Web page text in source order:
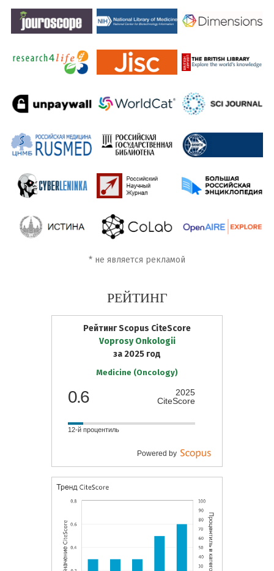
* не является рекламой
РЕЙТИНГ
Рейтинг Scopus CiteScore
Voprosy Onkologii
за 2025 год
Medicine (Oncology)
0.6
2025
CiteScore
12-й процентиль
Powered by